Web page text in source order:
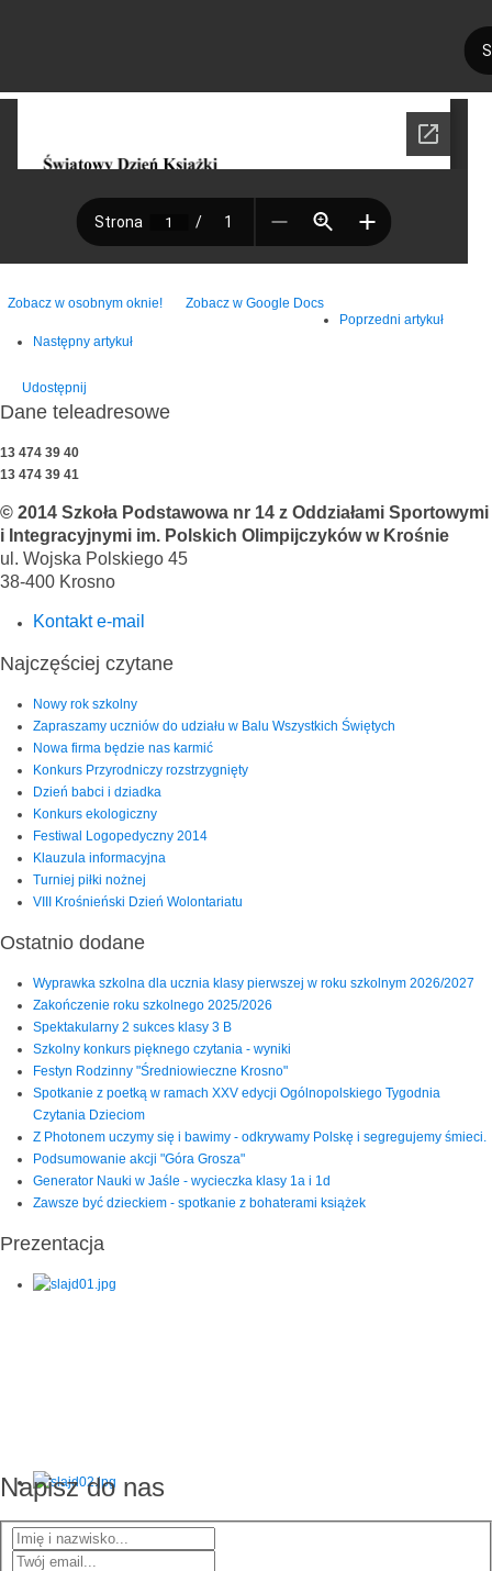
Zobacz w osobnym oknie!
Zobacz w Google Docs
Poprzedni artykuł
Następny artykuł
Udostępnij
Dane teleadresowe
13 474 39 40
13 474 39 41
© 2014 Szkoła Podstawowa nr 14 z Oddziałami Sportowymi
i Integracyjnymi im. Polskich Olimpijczyków w Krośnie
ul. Wojska Polskiego 45
38-400 Krosno
Kontakt e-mail
Najczęściej czytane
Nowy rok szkolny
Zapraszamy uczniów do udziału w Balu Wszystkich Świętych
Nowa firma będzie nas karmić
Konkurs Przyrodniczy rozstrzygnięty
Dzień babci i dziadka
Konkurs ekologiczny
Festiwal Logopedyczny 2014
Klauzula informacyjna
Turniej piłki nożnej
VIII Krośnieński Dzień Wolontariatu
Ostatnio dodane
Wyprawka szkolna dla ucznia klasy pierwszej w roku szkolnym 2026/2027
Zakończenie roku szkolnego 2025/2026
Spektakularny 2 sukces klasy 3 B
Szkolny konkurs pięknego czytania - wyniki
Festyn Rodzinny "Średniowieczne Krosno"
Spotkanie z poetką w ramach XXV edycji Ogólnopolskiego Tygodnia
Czytania Dzieciom
Z Photonem uczymy się i bawimy - odkrywamy Polskę i segregujemy śmieci.
Podsumowanie akcji "Góra Grosza"
Generator Nauki w Jaśle - wycieczka klasy 1a i 1d
Zawsze być dzieckiem - spotkanie z bohaterami książek
Prezentacja
Napisz do nas